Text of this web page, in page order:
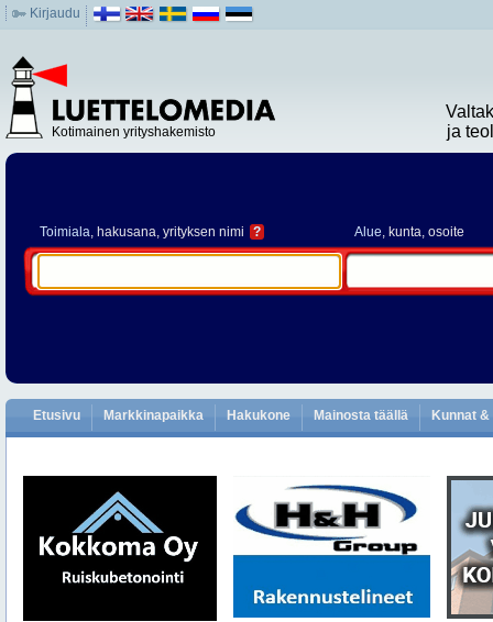
Kirjaudu
Kotimainen yrityshakemisto
ja
Toimiala, hakusana, yrityksen nimi ? Alue, kunta, osoite
Etusivu Markkinapaikka Hakukone Mainosta täällä Kunnat